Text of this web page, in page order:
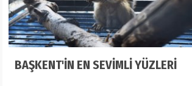
BAŞKENT'İN EN SEVİMLİ YÜZLERİ